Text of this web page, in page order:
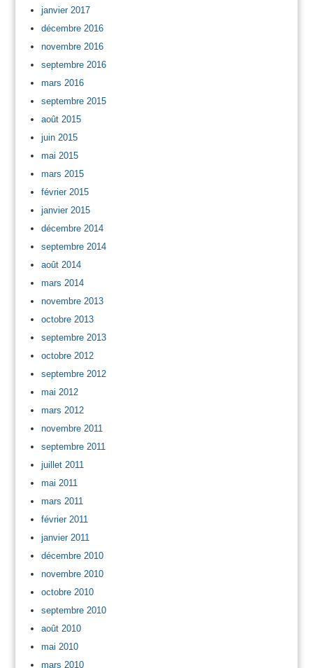
janvier 2017
décembre 2016
novembre 2016
septembre 2016
mars 2016
septembre 2015
août 2015
juin 2015
mai 2015
mars 2015
février 2015
janvier 2015
décembre 2014
septembre 2014
août 2014
mars 2014
novembre 2013
octobre 2013
septembre 2013
octobre 2012
septembre 2012
mai 2012
mars 2012
novembre 2011
septembre 2011
juillet 2011
mai 2011
mars 2011
février 2011
janvier 2011
décembre 2010
novembre 2010
octobre 2010
septembre 2010
août 2010
mai 2010
mars 2010